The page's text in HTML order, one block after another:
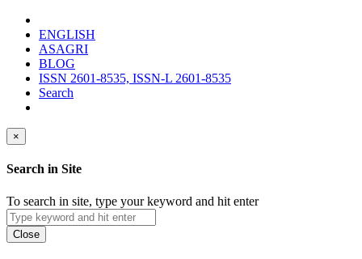
ENGLISH
ASAGRI
BLOG
ISSN 2601-8535, ISSN-L 2601-8535
Search
×
Search in Site
To search in site, type your keyword and hit enter
Close